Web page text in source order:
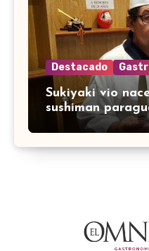
Destacado
Sukiyaki vio
sushiman